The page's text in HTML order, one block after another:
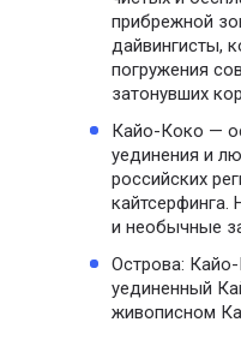
прибрежной
дайвингисты,
погружения
затонувших
Кайо-Коко —
уединения и
российских
и необычные
Острова:
уединенный
живописном